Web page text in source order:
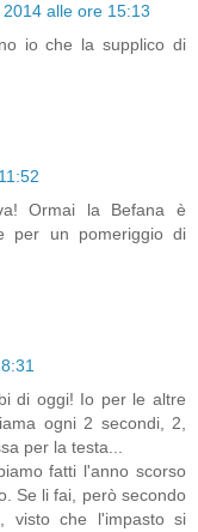
alle ore 15:13
io che la supplico di
Ormai la Befana è
per un pomeriggio di
di oggi! Io per le altre
ogni 2 secondi, 2,
per la testa...
fatti l'anno scorso
Se li fai, però secondo
visto che l'impasto si